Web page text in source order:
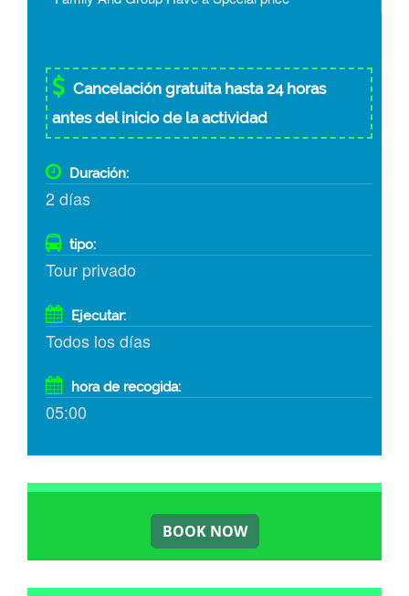
Cancelación gratuita hasta 24 horas
antes del inicio de la actividad
Duración:
2 días
tipo:
Tour privado
Ejecutar:
Todos los días
hora de recogida:
05:00